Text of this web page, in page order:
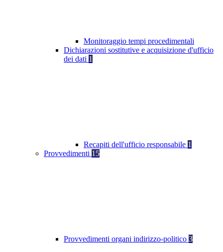
Monitoraggio tempi procedimentali
Dichiarazioni sostitutive e acquisizione d'ufficio
dei dati 1
Recapiti dell'ufficio responsabile 1
Provvedimenti 15
Provvedimenti organi indirizzo-politico 3